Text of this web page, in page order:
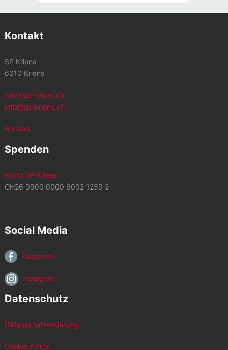
Kontakt
SP Kriens
6010 Kriens
www.sp-kriens.ch
info@sp-kriens.ch
Kontakt
Spenden
Konto SP Kriens
CH26 0900 0000 6002 1259 2
Social Media
Facebook
Instagram
Datenschutz
Datenschutzerklärung
Cookie Policy